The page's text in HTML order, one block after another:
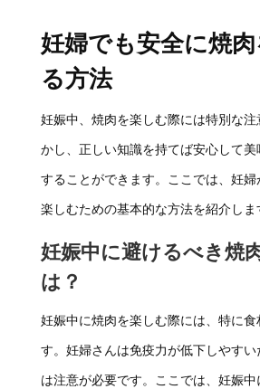
妊婦でも安全に焼
る方法
妊娠中、焼肉を楽しむ際には特別な注
かし、正しい知識を持てば安心して
することができます。ここでは、妊
楽しむための基本的な方法を紹介しま
妊娠中に避けるべき焼
は？
妊娠中に焼肉を楽しむ際には、特に
す。妊婦さんは免疫力が低下しやすい
は注意が必要です。ここでは、妊娠